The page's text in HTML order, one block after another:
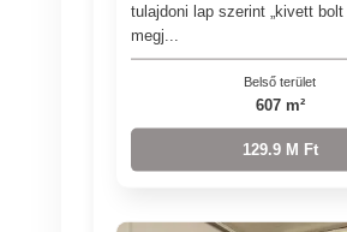
tulajdoni lap szerint „kivett bolt
megj...
Belső terület
607 m²
129.9 M Ft